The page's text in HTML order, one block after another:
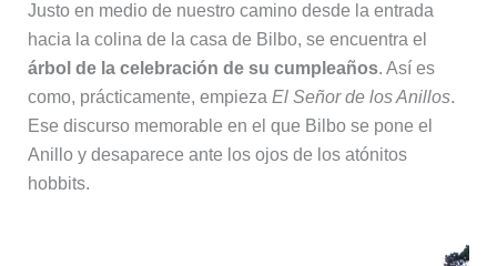
Justo en medio de nuestro camino desde la entrada
hacia la colina de la casa de Bilbo, se encuentra el
árbol de la celebración de su cumpleaños. Así es
como, prácticamente, empieza El Señor de los Anillos.
Ese discurso memorable en el que Bilbo se pone el
Anillo y desaparece ante los ojos de los atónitos
hobbits.